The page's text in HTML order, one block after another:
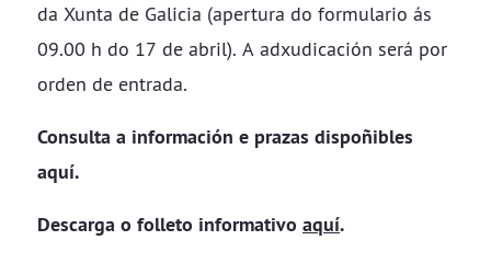
da Xunta de Galicia (apertura do formulario ás
09.00 h do 17 de abril). A adxudicación será por
orden de entrada.
Consulta a información e prazas dispoñibles
aquí.
Descarga o folleto informativo aquí.